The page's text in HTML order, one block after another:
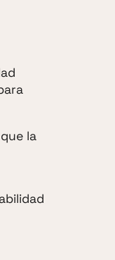
la